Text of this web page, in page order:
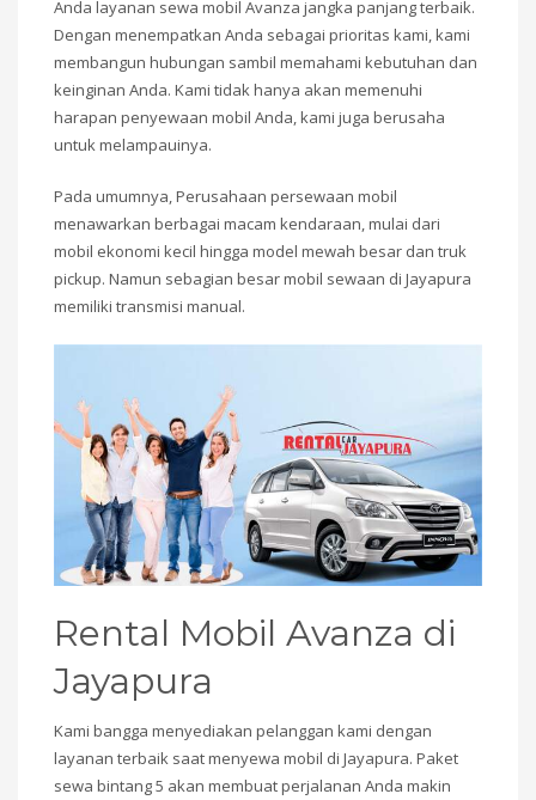
Anda layanan sewa mobil Avanza jangka panjang terbaik.
Dengan menempatkan Anda sebagai prioritas kami, kami
membangun hubungan sambil memahami kebutuhan dan
keinginan Anda. Kami tidak hanya akan memenuhi
harapan penyewaan mobil Anda, kami juga berusaha
untuk melampauinya.
Pada umumnya, Perusahaan persewaan mobil
menawarkan berbagai macam kendaraan, mulai dari
mobil ekonomi kecil hingga model mewah besar dan truk
pickup. Namun sebagian besar mobil sewaan di Jayapura
memiliki transmisi manual.
Rental Mobil Avanza di
Jayapura
Kami bangga menyediakan pelanggan kami dengan
layanan terbaik saat menyewa mobil di Jayapura. Paket
sewa bintang 5 akan membuat perjalanan Anda makin